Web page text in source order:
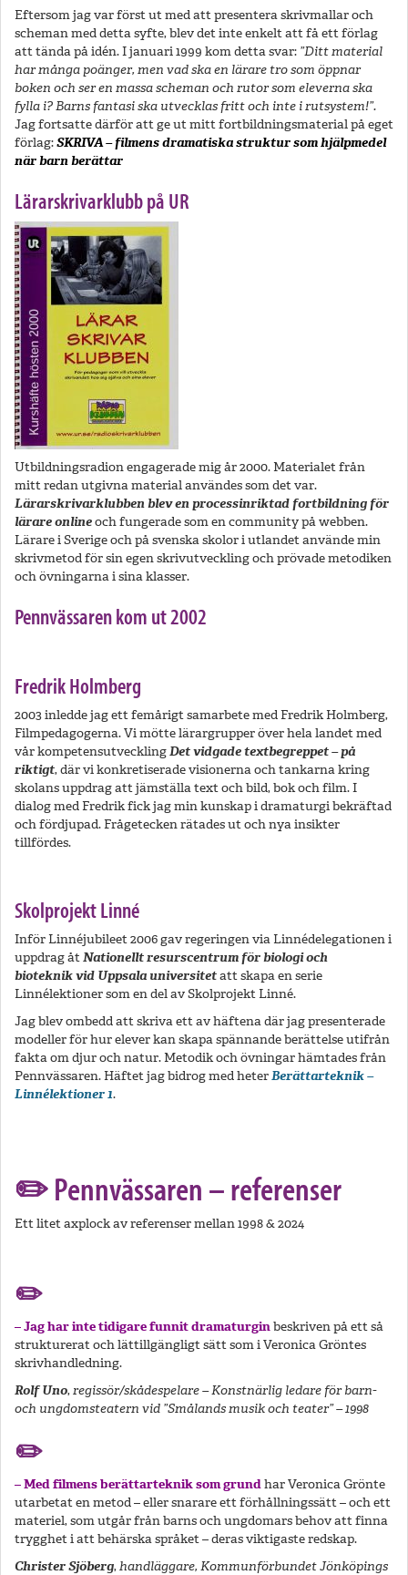
Eftersom jag var först ut med att presentera skrivmallar och
scheman med detta syfte, blev det inte enkelt att få ett förlag
att tända på idén. I januari 1999 kom detta svar: ”Ditt material
har många poänger, men vad ska en lärare tro som öppnar
boken och ser en massa scheman och rutor som eleverna ska
fylla i? Barns fantasi ska utvecklas fritt och inte i rutsystem!”.
Jag fortsatte därför att ge ut mitt fortbildningsmaterial på eget
förlag:SKRIVA – filmens dramatiska struktur som hjälpmedel
när barn berättar
Lärarskrivarklubb på UR
Utbildningsradion engagerade mig år 2000. Materialet från
mitt redan utgivna material användes som det var.
Lärarskrivar­klubben blev en processinriktad fortbildning för
lärare onlineoch fungerade som en community på webben.
Lärare i Sverige och på svenska skolor i utlandet använde min
skrivmetod för sin egen skrivutveckling och prövade metodiken
och övningarna i sina klasser.
Pennvässaren kom ut 2002
Fredrik Holmberg
2003 inledde jag ett femårigt samarbete med Fredrik Holmberg,
Filmpedagogerna. Vi mötte lärargrupper över hela landet med
vår kompetensutvecklingDet vidgade textbegreppet – på
riktigt, där vi konkretiserade visionerna och tankarna kring
skolans uppdrag att jämställa text och bild, bok och film. I
dialog med Fredrik fick jag min kunskap i dramaturgi bekräftad
och fördjupad. Frågetecken rätades ut och nya insikter
tillfördes.
Skolprojekt Linné
Inför Linnéjubileet 2006 gav regeringen via Linnédelegationen i
uppdrag åtNationellt resurscentrum för biologi och
bioteknik vid Uppsala universitetatt skapa en serie
Linnélektioner som en del av Skolprojekt Linné.
Jag blev ombedd att skriva ett av häftena där jag presenterade
modeller för hur elever kan skapa spännande berättelse utifrån
fakta om djur och natur. Metodik och övningar hämtades från
Pennvässaren. Häftet jag bidrog med heterBerättarteknik –
Linnélektioner 1.
✏️ Pennvässaren – referenser
Ett litet axplock av referenser mellan 1998 & 2024
✏️
– Jag har inte tidigare funnit dramaturginbeskriven på ett så
strukturerat och lättillgängligt sätt som i Veronica Gröntes
skrivhandledning.
Rolf Uno,regissör/skådespelare – Konstnärlig ledare för barn-
och ungdomsteatern vid ”Smålands musik och teater” – 1998
✏️
– Med filmens berättarteknik som grundhar Veronica Grönte
utarbetat en metod – eller snarare ett förhållningssätt – och ett
materiel, som utgår från barns och ungdomars behov att finna
trygghet i att behärska språket – deras viktigaste redskap.
Christer Sjöberg,handläggare, Kommunförbundet Jönköpings